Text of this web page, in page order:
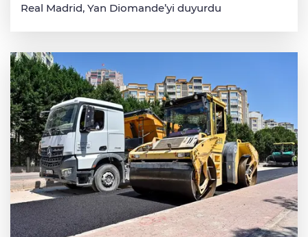
Real Madrid, Yan Diomande’yi duyurdu